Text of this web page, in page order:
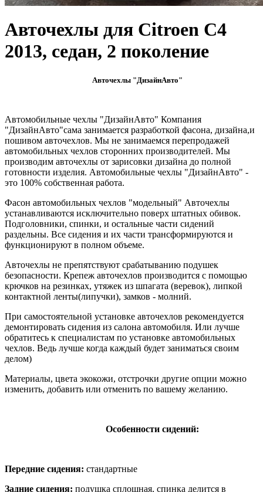
Авточехлы для Citroen C4
2013, седан, 2 поколение
Авточехлы "ДизайнАвто"
Автомобильные чехлы "ДизайнАвто" Компания
"ДизайнАвто"сама занимается разработкой фасона, дизайна,и
пошивом авточехлов. Мы не занимаемся перепродажей
автомобильных чехлов сторонних производителей. Мы
производим авточехлы от зарисовки дизайна до полной
готовности изделия. Автомобильные чехлы "ДизайнАвто" -
это 100% собственная работа.
Фасон автомобильных чехлов "модельный" Авточехлы
устанавливаются исключительно поверх штатных обивок.
Подголовники, спинки, и остальные части сидений
раздельны. Все сидения и их части трансформируются и
функционируют в полном объеме.
Авточехлы не препятствуют срабатыванию подушек
безопасности. Крепеж авточехлов производится с помощью
крючков на резинках, утяжек из шпагата (веревок), липкой
контактной ленты(липучки), замков - молний.
При самостоятельной установке авточехлов рекомендуется
демонтировать сидения из салона автомобиля. Или лучше
обратитесь к специалистам по установке автомобильных
чехлов. Ведь лучше когда каждый будет заниматься своим
делом)
Материалы, цвета экокожи, отстрочки другие опции можно
изменить, добавить или отменить по вашему желанию.
Особенности сидений:
Передние сидения: стандартные
Задние сидения: подушка сплошная, спинка делится в